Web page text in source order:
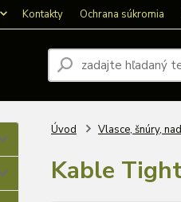
Kontakty Ochrana súkromia
Úvod Vlasce, šnúry,
Kable